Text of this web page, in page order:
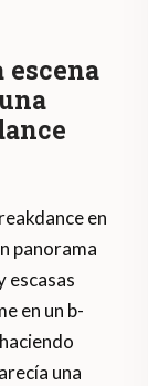
escena
en
panorama
escasas
en un b-
una